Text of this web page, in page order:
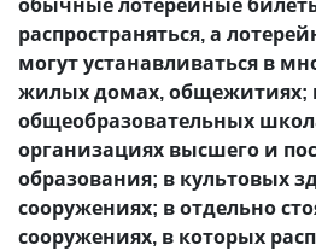
распространяться, а
могут устанавливаться в
жилых домах, общежитиях;
общеобразовательных
организациях высшего и
образования; в культовых
сооружениях; в отдельно
сооружениях, в которых